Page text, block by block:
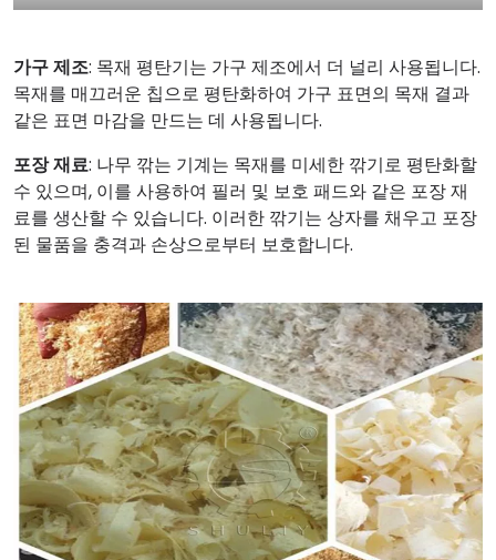
가구 제조: 목재 평탄기는 가구 제조에서 더 널리 사용됩니다.
목재를 매끄러운 칩으로 평탄화하여 가구 표면의 목재 결과
같은 표면 마감을 만드는 데 사용됩니다.
포장 재료: 나무 깎는 기계는 목재를 미세한 깎기로 평탄화할
수 있으며, 이를 사용하여 필러 및 보호 패드와 같은 포장 재
료를 생산할 수 있습니다. 이러한 깎기는 상자를 채우고 포장
된 물품을 충격과 손상으로부터 보호합니다.